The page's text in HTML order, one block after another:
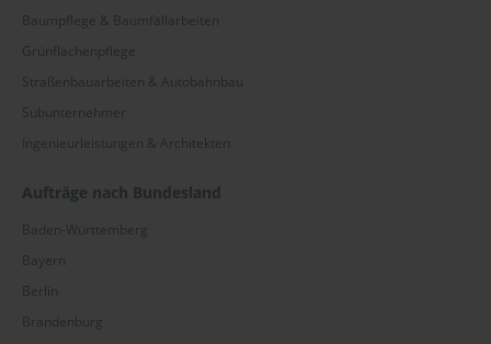
Baumpflege & Baumfällarbeiten
Grünflächenpflege
Straßenbauarbeiten & Autobahnbau
Subunternehmer
Ingenieurleistungen & Architekten
Aufträge nach Bundesland
Baden-Württemberg
Bayern
Berlin
Brandenburg